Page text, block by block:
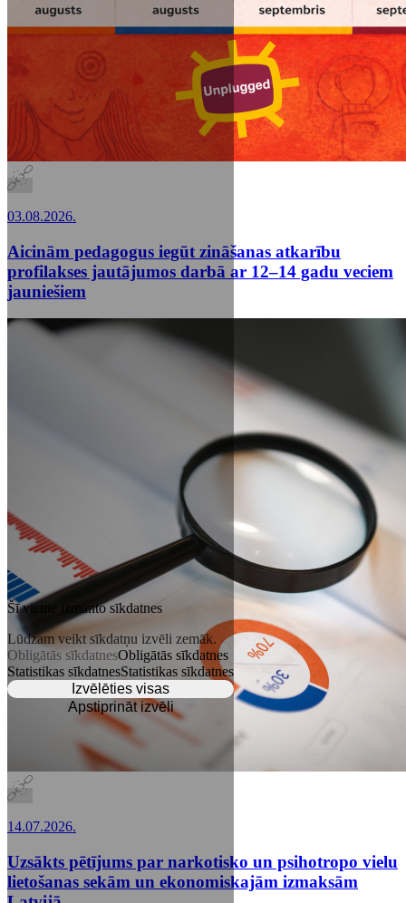
Šī vietne izmanto sīkdatnes
Lūdzam veikt sīkdatņu izvēli zemāk.
Obligātās sīkdatnesObligātās sīkdatnes
Statistikas sīkdatnesStatistikas sīkdatnes
Izvēlēties visas
Apstiprināt izvēli
03.08.2026.
Aicinām pedagogus iegūt zināšanas atkarību
profilakses jautājumos darbā ar 12–14 gadu veciem
jauniešiem
14.07.2026.
Uzsākts pētījums par narkotisko un psihotropo vielu
lietošanas sekām un ekonomiskajām izmaksām